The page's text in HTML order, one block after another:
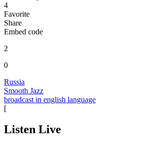
4
Favorite
Share
Embed code
2
0
Russia
Smooth Jazz
broadcast in english language
[
Listen Live